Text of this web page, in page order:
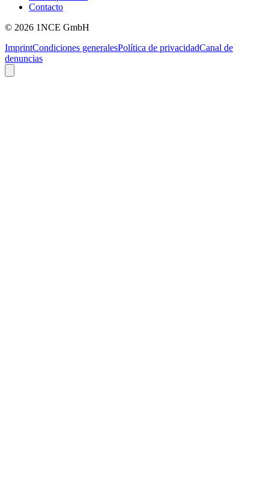
Contacto
© 2026 1NCE GmbH
ImprintCondiciones generalesPolítica de privacidadCanal de
denuncias